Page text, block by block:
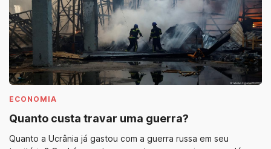
ECONOMIA
Quanto custa travar uma guerra?
Quanto a Ucrânia já gastou com a guerra russa em seu